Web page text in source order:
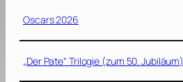
Oscars 2026
„Der Pate“ Trilogie (zum 50. Jubiläum)